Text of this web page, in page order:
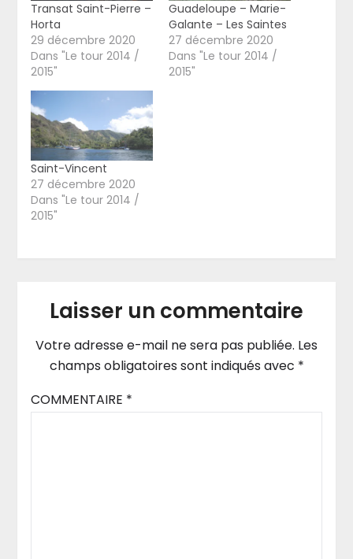
Transat Saint-Pierre –
Horta
29 décembre 2020
Dans "Le tour 2014 /
2015"
Guadeloupe – Marie-
Galante – Les Saintes
27 décembre 2020
Dans "Le tour 2014 /
2015"
Saint-Vincent
27 décembre 2020
Dans "Le tour 2014 /
2015"
Laisser un commentaire
Votre adresse e-mail ne sera pas publiée. Les
champs obligatoires sont indiqués avec *
COMMENTAIRE *